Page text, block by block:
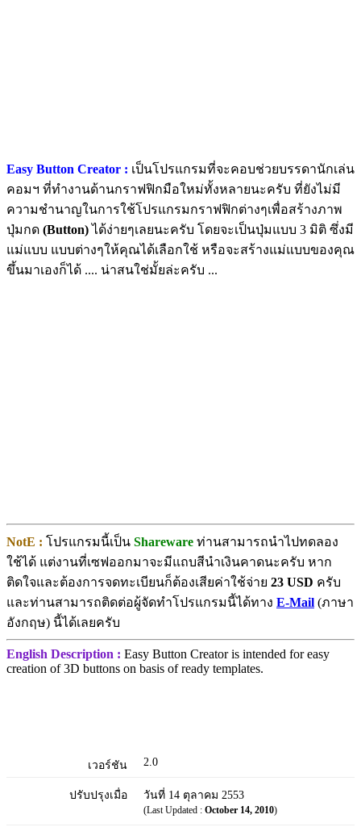
Easy Button Creator : เป็นโปรแกรมที่จะคอบช่วยบรรดานักเล่น
คอมฯ ที่ทำงานด้านกราฟฟิกมือใหม่ทั้งหลายนะครับ ที่ยังไม่มี
ความชำนาญในการใช้โปรแกรมกราฟฟิกต่างๆเพื่อสร้างภาพ
ปุ่มกด (Button) ได้ง่ายๆเลยนะครับ โดยจะเป็นปุ่มแบบ 3 มิติ ซึ่งมี
แม่แบบ แบบต่างๆให้คุณได้เลือกใช้ หรือจะสร้างแม่แบบของคุณ
ขึ้นมาเองก็ได้ .... น่าสนใช่มั้ยล่ะครับ ...
NotE : โปรแกรมนี้เป็น Shareware ท่านสามารถนำไปทดลอง
ใช้ได้ แต่งานที่เซฟออกมาจะมีแถบสีนำเงินคาดนะครับ หาก
ติดใจและต้องการจดทะเบียนก็ต้องเสียค่าใช้จ่าย 23 USD ครับ
และท่านสามารถติดต่อผู้จัดทำโปรแกรมนี้ได้ทาง E-Mail (ภาษา
อังกฤษ) นี้ได้เลยครับ
English Description : Easy Button Creator is intended for easy
creation of 3D buttons on basis of ready templates.
เวอร์ชัน 2.0
ปรับปรุงเมื่อ วันที่ 14 ตุลาคม 2553
(Last Updated : October 14, 2010)